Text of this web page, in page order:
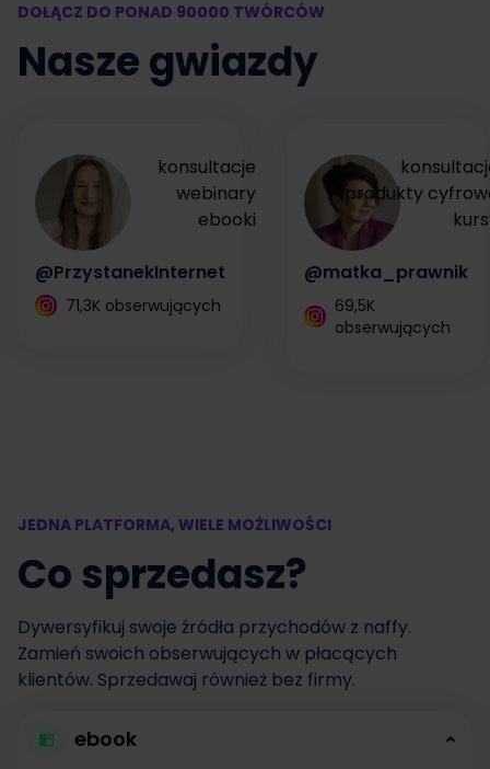
DOŁĄCZ DO PONAD 90000 TWÓRCÓW
Nasze gwiazdy
konsultacje
webinary
ebooki
@PrzystanekInternet
71,3K obserwujących
produkty
@matka_prawnik
69,5K
obserwujących
JEDNA PLATFORMA, WIELE MOŻLIWOŚCI
Co sprzedasz?
Dywersyfikuj swoje źródła przychodów z naffy.
Zamień swoich obserwujących w płacących
klientów. Sprzedawaj również bez firmy.
ebook